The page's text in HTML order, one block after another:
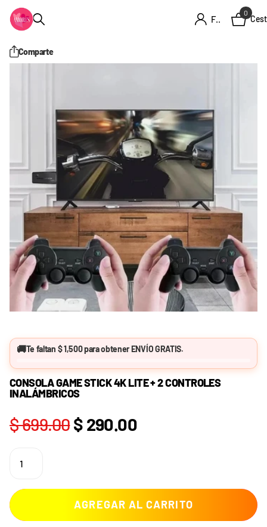
Firme en el registro
0
Comparte
🚚Te faltan $ 1,500para obtenerENVÍO GRATIS.
CONSOLA GAME STICK 4K LITE + 2 CONTROLES
INALÁMBRICOS
$ 699.00$ 290.00
AGREGAR AL CARRITO